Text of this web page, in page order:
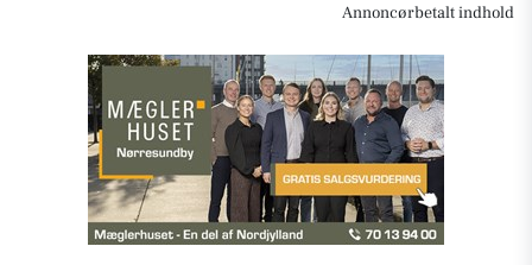
Annoncørbetalt indhold